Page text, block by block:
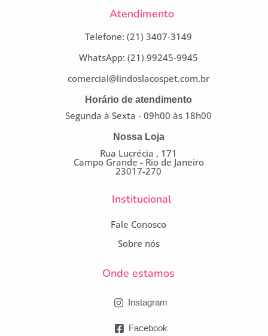
Atendimento
Telefone: (21) 3407-3149
WhatsApp: (21) 99245-9945
comercial@lindoslacospet.com.br
Horário de atendimento
Segunda à Sexta - 09h00 às 18h00
Nossa Loja
Rua Lucrécia , 171
Campo Grande - Rio de Janeiro
23017-270
Institucional
Fale Conosco
Sobre nós
Onde estamos
Instagram
Facebook